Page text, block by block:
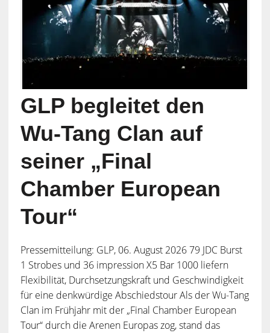
GLP begleitet den
Wu-Tang Clan auf
seiner „Final
Chamber European
Tour“
Pressemitteilung: GLP, 06. August 2026 79 JDC Burst
1 Strobes und 36 impression X5 Bar 1000 liefern
Flexibilität, Durchsetzungskraft und Geschwindigkeit
für eine denkwürdige Abschiedstour Als der Wu-Tang
Clan im Frühjahr mit der „Final Chamber European
Tour“ durch die Arenen Europas zog, stand das